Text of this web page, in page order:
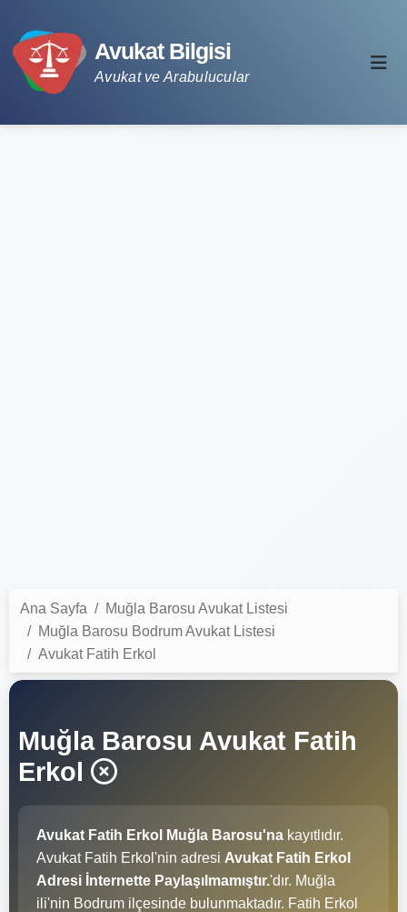
Avukat Bilgisi
Avukat ve Arabulucular
Ana Sayfa
Muğla Barosu Avukat Listesi
Muğla Barosu Bodrum Avukat Listesi
Avukat Fatih Erkol
Muğla Barosu Avukat Fatih
Erkol
Avukat Fatih Erkol Muğla Barosu'na kayıtlıdır.
Avukat Fatih Erkol'nin adresi Avukat Fatih Erkol
Adresi İnternette Paylaşılmamıştır.'dır. Muğla
ili'nin Bodrum ilçesinde bulunmaktadır. Fatih Erkol